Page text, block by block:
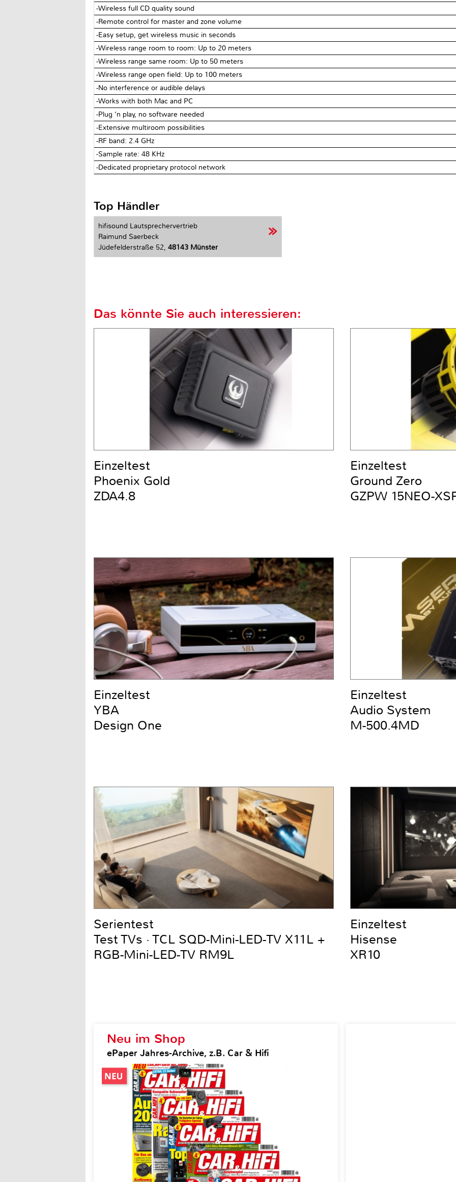
-Wireless full CD quality sound
-Remote control for master and zone volume
-Easy setup, get wireless music in seconds
-Wireless range room to room: Up to 20 meters
-Wireless range same room: Up to 50 meters
-Wireless range open field: Up to 100 meters
-No interference or audible delays
-Works with both Mac and PC
-Plug ‘n play, no software needed
-Extensive multiroom possibilities
-RF band: 2.4 GHz
-Sample rate: 48 KHz
-Dedicated proprietary protocol network
Top Händler
hifisound Lautsprechervertrieb
Raimund Saerbeck
Jüdefelderstraße 52, 48143 Münster
Neu im Shop
ePaper Jahres-Archive, z.B. Car & Hifi
Das könnte Sie auch interessieren:
Einzeltest
Phoenix Gold
ZDA4.8
Einzeltest
Ground Zero
GZPW 15NEO-
Einzeltest
YBA
Design One
Einzeltest
Audio System
M-500.4MD
Serientest
Test TVs · TCL SQD-Mini-LED-TV X11L +
RGB-Mini-LED-TV RM9L
Einzeltest
Hisense
XR10